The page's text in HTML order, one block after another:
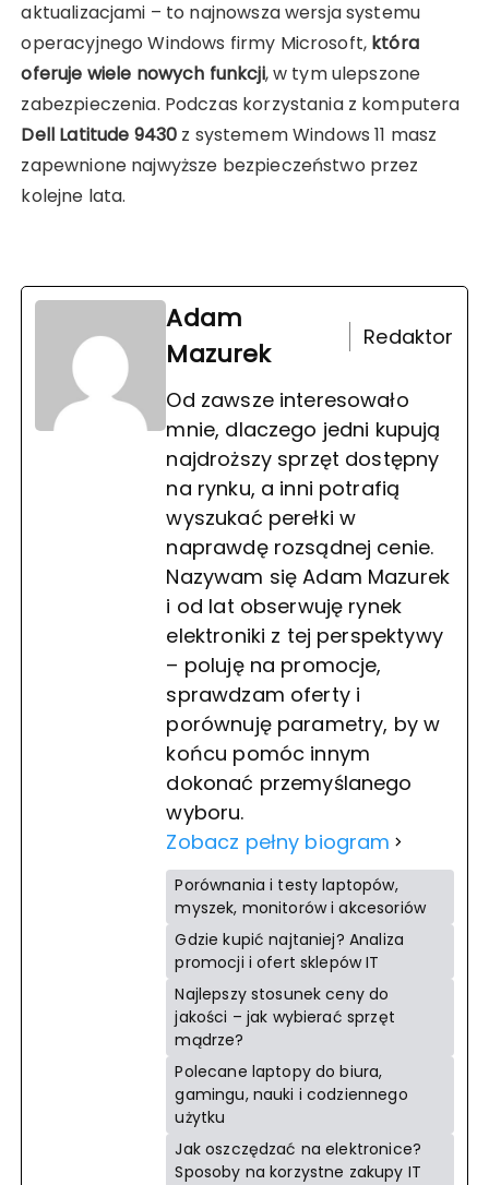
aktualizacjami – to najnowsza wersja systemu
operacyjnego Windows firmy Microsoft, która
oferuje wiele nowych funkcji, w tym ulepszone
zabezpieczenia. Podczas korzystania z komputera
Dell Latitude 9430 z systemem Windows 11 masz
zapewnione najwyższe bezpieczeństwo przez
kolejne lata.
Adam
Mazurek
Redaktor
Od zawsze interesowało
mnie, dlaczego jedni kupują
najdroższy sprzęt dostępny
na rynku, a inni potrafią
wyszukać perełki w
naprawdę rozsądnej cenie.
Nazywam się Adam Mazurek
i od lat obserwuję rynek
elektroniki z tej perspektywy
– poluję na promocje,
sprawdzam oferty i
porównuję parametry, by w
końcu pomóc innym
dokonać przemyślanego
wyboru.
Zobacz pełny biogram
Porównania i testy laptopów,
myszek, monitorów i akcesoriów
Gdzie kupić najtaniej? Analiza
promocji i ofert sklepów IT
Najlepszy stosunek ceny do
jakości – jak wybierać sprzęt
mądrze?
Polecane laptopy do biura,
gamingu, nauki i codziennego
użytku
Jak oszczędzać na elektronice?
Sposoby na korzystne zakupy IT